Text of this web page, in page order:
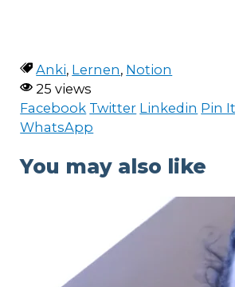
Anki, Lernen, Notion
25 views
Facebook Twitter Linkedin Pin It
WhatsApp
You may also like